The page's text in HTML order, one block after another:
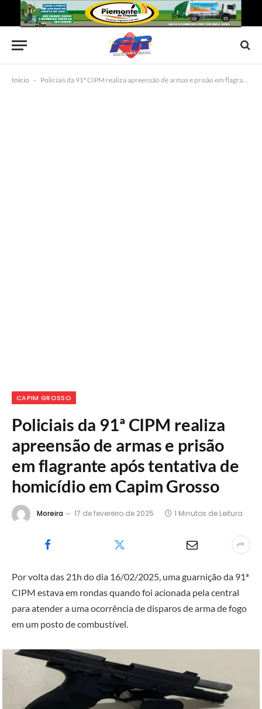
Início - Policiais da 91ª CIPM realiza apreensão de armas e prisão em flagrante após tentativa de homicídio em Capim Grosso
CAPIM GROSSO
Policiais da 91ª CIPM realiza
apreensão de armas e prisão
em flagrante após tentativa de
homicídio em Capim Grosso
Moreira 17 de fevereiro de 2025 1 Minutos de Leitura
Por volta das 21h do dia 16/02/2025, uma guarnição da 91ª
CIPM estava em rondas quando foi acionada pela central
para atender a uma ocorrência de disparos de arma de fogo
em um posto de combustível.